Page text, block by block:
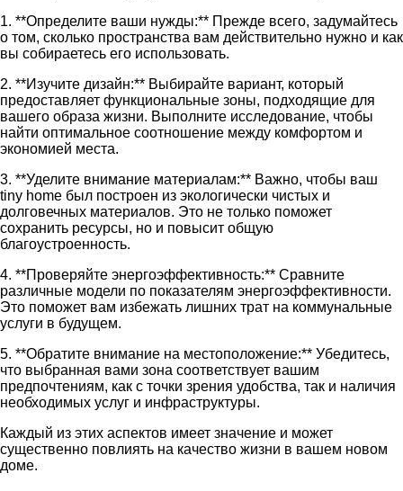
1. **Определите ваши нужды:** Прежде всего, задумайтесь
о том, сколько пространства вам действительно нужно и как
вы собираетесь его использовать.
2. **Изучите дизайн:** Выбирайте вариант, который
предоставляет функциональные зоны, подходящие для
вашего образа жизни. Выполните исследование, чтобы
найти оптимальное соотношение между комфортом и
экономией места.
3. **Уделите внимание материалам:** Важно, чтобы ваш
tiny home был построен из экологически чистых и
долговечных материалов. Это не только поможет
сохранить ресурсы, но и повысит общую
благоустроенность.
4. **Проверяйте энергоэффективность:** Сравните
различные модели по показателям энергоэффективности.
Это поможет вам избежать лишних трат на коммунальные
услуги в будущем.
5. **Обратите внимание на местоположение:** Убедитесь,
что выбранная вами зона соответствует вашим
предпочтениям, как с точки зрения удобства, так и наличия
необходимых услуг и инфраструктуры.
Каждый из этих аспектов имеет значение и может
существенно повлиять на качество жизни в вашем новом
доме.